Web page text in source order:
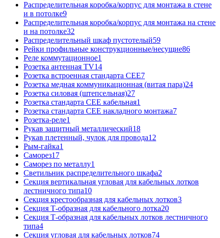
Распределительная коробка/корпус для монтажа в стене
и в потолке9
Распределительная коробка/корпус для монтажа на стене
и на потолке32
Распределительный шкаф пустотелый59
Рейки профильные конструкционные/несущие86
Реле коммутационное1
Розетка антенная TV14
Розетка встроенная стандарта CEE7
Розетка медная коммуникационная (витая пара)24
Розетка силовая (штепсельная)27
Розетка стандарта СЕЕ кабельная1
Розетка стандарта СЕЕ накладного монтажа7
Розетка-реле1
Рукав защитный металлический18
Рукав плетенный, чулок для провода12
Рым-гайка1
Саморез17
Саморез по металлу1
Светильник распределительного шкафа2
Секция вертикальная угловая для кабельных лотков
лестничного типа10
Секция крестообразная для кабельных лотков3
Секция Т-образная для кабельного лотка20
Секция Т-образная для кабельных лотков лестничного
типа4
Секция угловая для кабельных лотков74